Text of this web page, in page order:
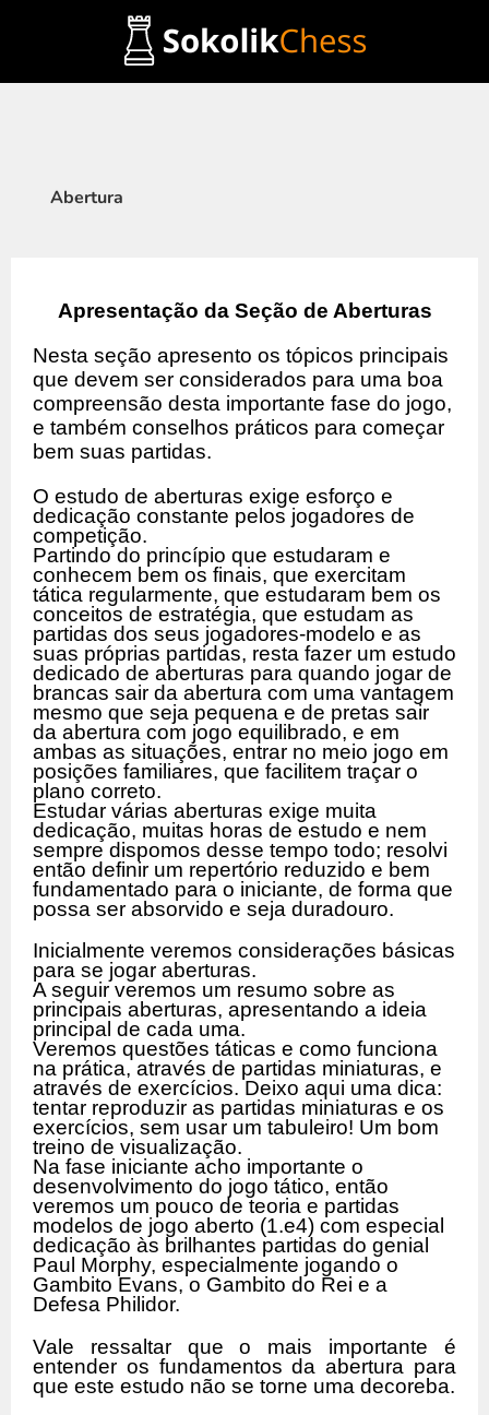
Abertura
Apresentação da Seção de Aberturas
Nesta seção apresento os tópicos principais
que devem ser considerados para uma boa
compreensão desta importante fase do jogo,
e também conselhos práticos para começar
bem suas partidas.
O estudo de aberturas exige esforço e
dedicação constante pelos jogadores de
competição.
Partindo do princípio que estudaram e
conhecem bem os finais, que exercitam
tática regularmente, que estudaram bem os
conceitos de estratégia, que estudam as
partidas dos seus jogadores-modelo e as
suas próprias partidas, resta fazer um estudo
dedicado de aberturas para quando jogar de
brancas sair da abertura com uma vantagem
mesmo que seja pequena e de pretas sair
da abertura com jogo equilibrado, e em
ambas as situações, entrar no meio jogo em
posições familiares, que facilitem traçar o
plano correto.
Estudar várias aberturas exige muita
dedicação, muitas horas de estudo e nem
sempre dispomos desse tempo todo; resolvi
então definir um repertório reduzido e bem
fundamentado para o iniciante, de forma que
possa ser absorvido e seja duradouro.
Inicialmente veremos considerações básicas
para se jogar aberturas.
A seguir veremos um resumo sobre as
principais aberturas, apresentando a ideia
principal de cada uma.
Veremos questões táticas e como funciona
na prática, através de partidas miniaturas, e
através de exercícios. Deixo aqui uma dica:
tentar reproduzir as partidas miniaturas e os
exercícios, sem usar um tabuleiro! Um bom
treino de visualização.
Na fase iniciante acho importante o
desenvolvimento do jogo tático, então
veremos um pouco de teoria e partidas
modelos de jogo aberto (1.e4) com especial
dedicação às brilhantes partidas do genial
Paul Morphy, especialmente jogando o
Gambito Evans, o Gambito do Rei e a
Defesa Philidor.
Vale ressaltar que o mais importante é
entender os fundamentos da abertura para
que este estudo não se torne uma decoreba.